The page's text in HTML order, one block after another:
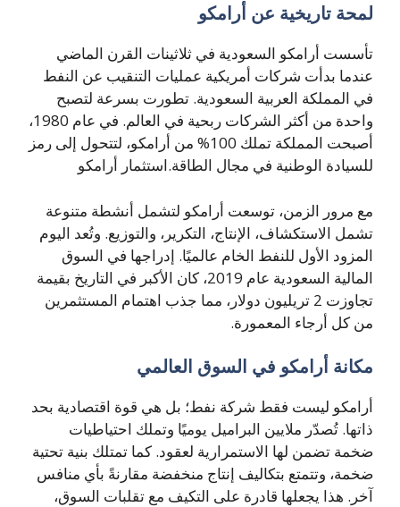
لمحة تاريخية عن أرامكو
تأسست أرامكو السعودية في ثلاثينات القرن الماضي
عندما بدأت شركات أمريكية عمليات التنقيب عن النفط
في المملكة العربية السعودية. تطورت بسرعة لتصبح
واحدة من أكثر الشركات ربحية في العالم. في عام 1980،
أصبحت المملكة تملك 100% من أرامكو، لتتحول إلى رمز
للسيادة الوطنية في مجال الطاقة.استثمار أرامكو
مع مرور الزمن، توسعت أرامكو لتشمل أنشطة متنوعة
تشمل الاستكشاف، الإنتاج، التكرير، والتوزيع. وتُعد اليوم
المزود الأول للنفط الخام عالميًا. إدراجها في السوق
المالية السعودية عام 2019، كان الأكبر في التاريخ بقيمة
تجاوزت 2 تريليون دولار، مما جذب اهتمام المستثمرين
من كل أرجاء المعمورة.
مكانة أرامكو في السوق العالمي
أرامكو ليست فقط شركة نفط؛ بل هي قوة اقتصادية بحد
ذاتها. تُصدّر ملايين البراميل يوميًا وتملك احتياطيات
ضخمة تضمن لها الاستمرارية لعقود. كما تمتلك بنية تحتية
ضخمة، وتتمتع بتكاليف إنتاج منخفضة مقارنةً بأي منافس
آخر. هذا يجعلها قادرة على التكيف مع تقلبات السوق،